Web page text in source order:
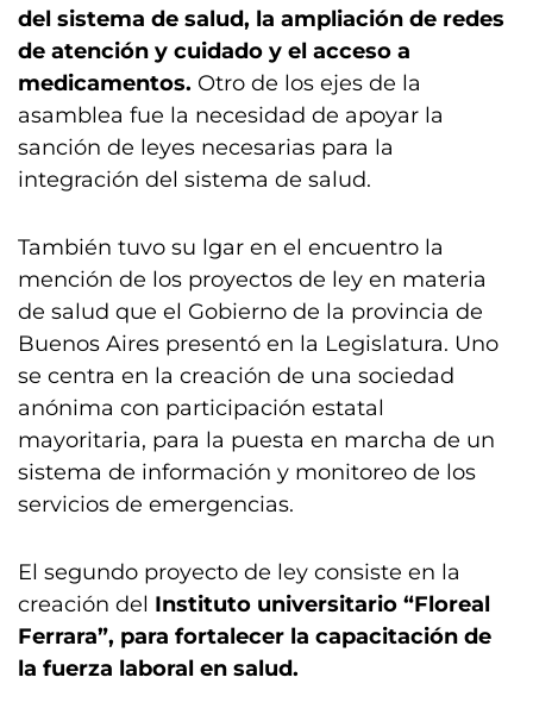
del sistema de salud, la ampliación de redes
de atención y cuidado y el acceso a
medicamentos. Otro de los ejes de la
asamblea fue la necesidad de apoyar la
sanción de leyes necesarias para la
integración del sistema de salud.
También tuvo su lgar en el encuentro la
mención de los proyectos de ley en materia
de salud que el Gobierno de la provincia de
Buenos Aires presentó en la Legislatura. Uno
se centra en la creación de una sociedad
anónima con participación estatal
mayoritaria, para la puesta en marcha de un
sistema de información y monitoreo de los
servicios de emergencias.
El segundo proyecto de ley consiste en la
creación del Instituto universitario “Floreal
Ferrara”, para fortalecer la capacitación de
la fuerza laboral en salud.